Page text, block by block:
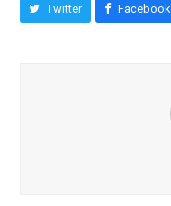
Twitter Facebook